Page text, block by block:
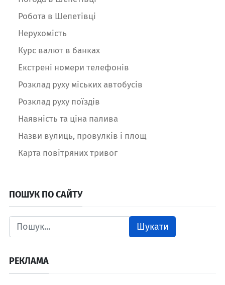
Робота в Шепетівці
Нерухомість
Курс валют в банках
Екстрені номери телефонів
Розклад руху міських автобусів
Розклад руху поїздів
Наявність та ціна палива
Назви вулиць, провулків і площ
Карта повітряних тривог
ПОШУК ПО САЙТУ
Шукати
РЕКЛАМА